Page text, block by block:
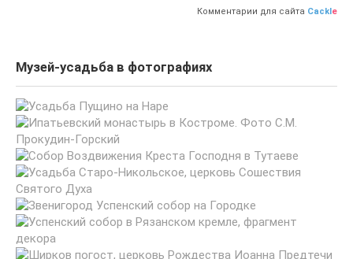
Комментарии для сайта Cackl e
Музей-усадьба в фотографиях